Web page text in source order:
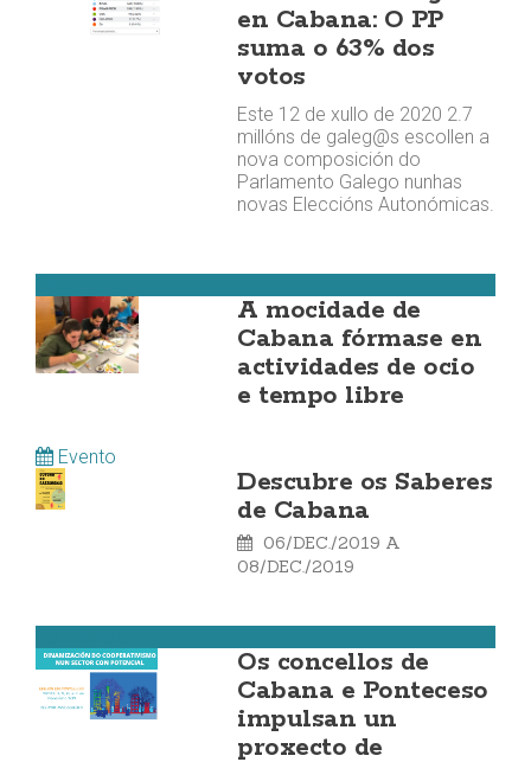
en Cabana: O PP
suma o 63% dos
votos
Este 12 de xullo de 2020 2.7
millóns de galeg@s escollen a
nova composición do
Parlamento Galego nunhas
novas Eleccións Autonómicas.
A mocidade de
Cabana fórmase en
actividades de ocio
e tempo libre
Evento
Descubre os Saberes
de Cabana
06/DEC./2019 A
08/DEC./2019
Os concellos de
Cabana e Ponteceso
impulsan un
proxecto de